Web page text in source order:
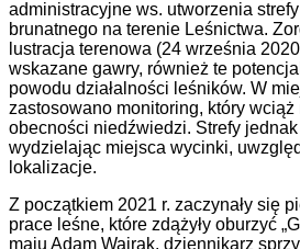
administracyjne ws. utworzenia
brunatnego na terenie Leśnictwa.
lustracja terenowa (24 września
wskazane gawry, również te
powodu działalności leśników. W
zastosowano monitoring, który wciąż
obecności niedźwiedzi. Strefy jednak
wydzielając miejsca wycinki,
lokalizacje.
Z początkiem 2021 r. zaczynały się
prace leśne, które zdążyły oburzyć
maju Adam Wajrak, dziennikarz